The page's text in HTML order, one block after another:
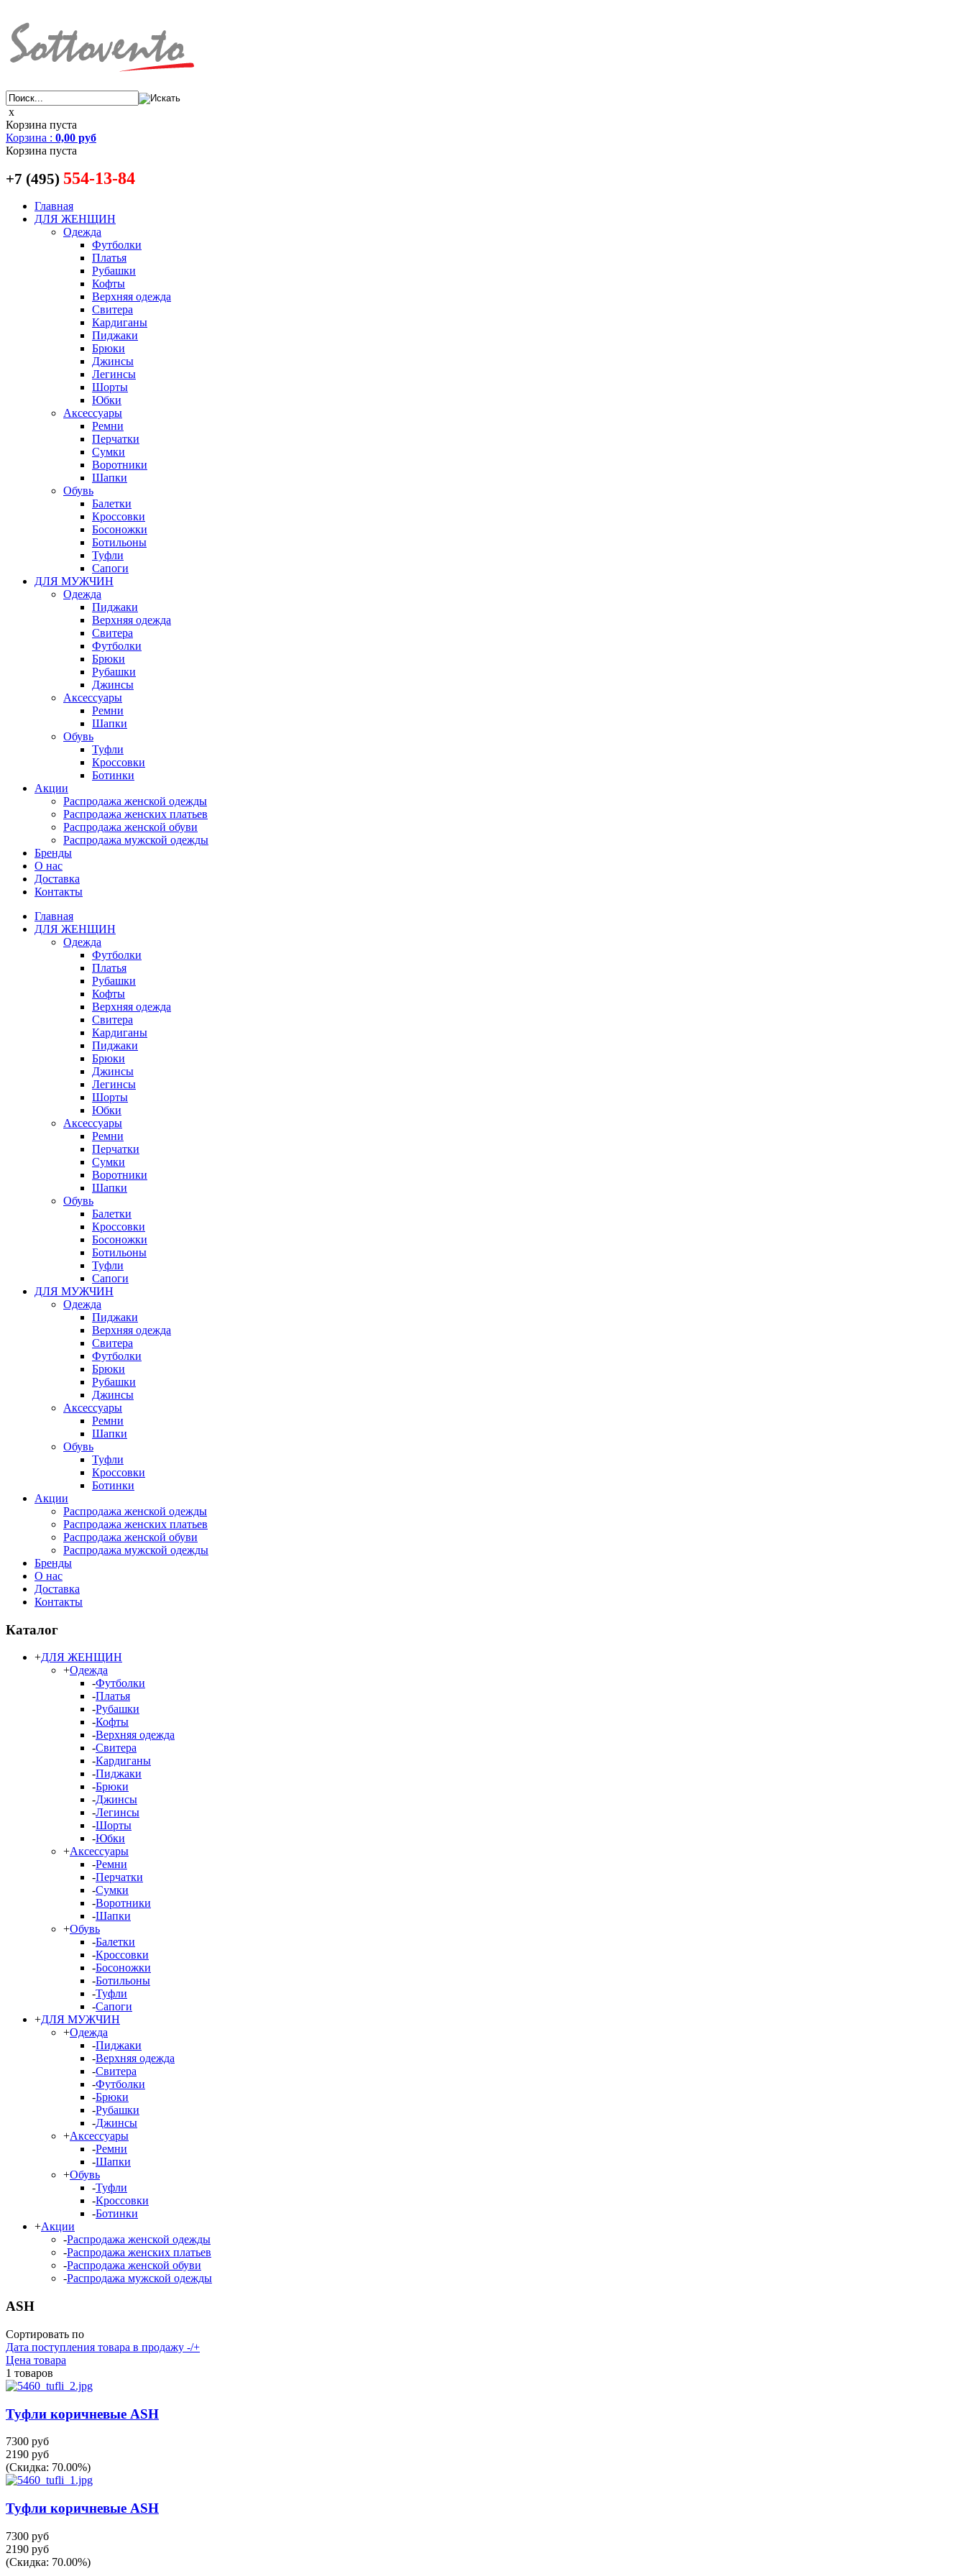
x
Корзина пуста
Корзина : 0,00 руб
Корзина пуста
+7 (495) 554-13-84
Главная
ДЛЯ ЖЕНЩИН
Одежда
Футболки
Платья
Рубашки
Кофты
Верхняя одежда
Свитера
Кардиганы
Пиджаки
Брюки
Джинсы
Легинсы
Шорты
Юбки
Аксессуары
Ремни
Перчатки
Сумки
Воротники
Шапки
Обувь
Балетки
Кроссовки
Босоножки
Ботильоны
Туфли
Сапоги
ДЛЯ МУЖЧИН
Одежда
Пиджаки
Верхняя одежда
Свитера
Футболки
Брюки
Рубашки
Джинсы
Аксессуары
Ремни
Шапки
Обувь
Туфли
Кроссовки
Ботинки
Акции
Распродажа женской одежды
Распродажа женских платьев
Распродажа женской обуви
Распродажа мужской одежды
Бренды
О нас
Доставка
Контакты
Главная
ДЛЯ ЖЕНЩИН
Одежда
Футболки
Платья
Рубашки
Кофты
Верхняя одежда
Свитера
Кардиганы
Пиджаки
Брюки
Джинсы
Легинсы
Шорты
Юбки
Аксессуары
Ремни
Перчатки
Сумки
Воротники
Шапки
Обувь
Балетки
Кроссовки
Босоножки
Ботильоны
Туфли
Сапоги
ДЛЯ МУЖЧИН
Одежда
Пиджаки
Верхняя одежда
Свитера
Футболки
Брюки
Рубашки
Джинсы
Аксессуары
Ремни
Шапки
Обувь
Туфли
Кроссовки
Ботинки
Акции
Распродажа женской одежды
Распродажа женских платьев
Распродажа женской обуви
Распродажа мужской одежды
Бренды
О нас
Доставка
Контакты
Каталог
+ДЛЯ ЖЕНЩИН
+Одежда
-Футболки
-Платья
-Рубашки
-Кофты
-Верхняя одежда
-Свитера
-Кардиганы
-Пиджаки
-Брюки
-Джинсы
-Легинсы
-Шорты
-Юбки
+Аксессуары
-Ремни
-Перчатки
-Сумки
-Воротники
-Шапки
+Обувь
-Балетки
-Кроссовки
-Босоножки
-Ботильоны
-Туфли
-Сапоги
+ДЛЯ МУЖЧИН
+Одежда
-Пиджаки
-Верхняя одежда
-Свитера
-Футболки
-Брюки
-Рубашки
-Джинсы
+Аксессуары
-Ремни
-Шапки
+Обувь
-Туфли
-Кроссовки
-Ботинки
+Акции
-Распродажа женской одежды
-Распродажа женских платьев
-Распродажа женской обуви
-Распродажа мужской одежды
ASH
Сортировать по
Дата поступления товара в продажу -/+
Цена товара
1 товаров
Туфли коричневые ASH
7300 руб
2190 руб
(Скидка: 70.00%)
Туфли коричневые ASH
7300 руб
2190 руб
(Скидка: 70.00%)